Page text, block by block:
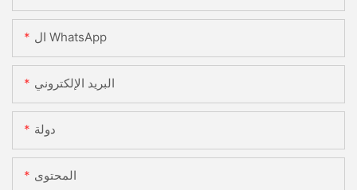
ال WhatsApp
البريد الإلكتروني
دولة
المحتوى